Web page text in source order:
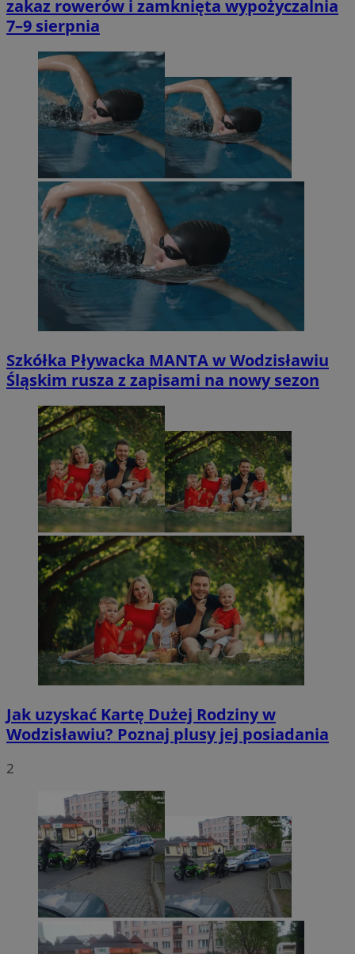
zakaz rowerów i zamknięta wypożyczalnia
7–9 sierpnia
Szkółka Pływacka MANTA w Wodzisławiu
Śląskim rusza z zapisami na nowy sezon
Jak uzyskać Kartę Dużej Rodziny w
Wodzisławiu? Poznaj plusy jej posiadania
2